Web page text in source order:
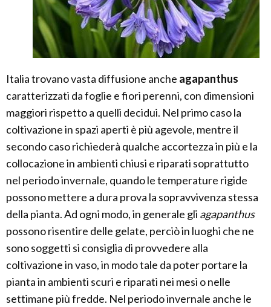
Italia trovano vasta diffusione anche agapanthus
caratterizzati da foglie e fiori perenni, con dimensioni
maggiori rispetto a quelli decidui. Nel primo caso la
coltivazione in spazi aperti è più agevole, mentre il
secondo caso richiederà qualche accortezza in più e la
collocazione in ambienti chiusi e riparati soprattutto
nel periodo invernale, quando le temperature rigide
possono mettere a dura prova la sopravvivenza stessa
della pianta. Ad ogni modo, in generale gli agapanthus
possono risentire delle gelate, perciò in luoghi che ne
sono soggetti si consiglia di provvedere alla
coltivazione in vaso, in modo tale da poter portare la
pianta in ambienti scuri e riparati nei mesi o nelle
settimane più fredde. Nel periodo invernale anche le